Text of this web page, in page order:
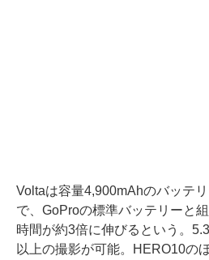
Voltaは容量4,900mAhのバッテ
で、GoProの標準バッテリーと
時間が約3倍に伸びるという。
以上の撮影が可能。HERO10の